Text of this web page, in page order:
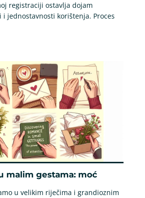
registraciji ostavlja dojam
jednostavnosti korištenja. Proces
malim gestama: moć
u velikim riječima i grandioznim